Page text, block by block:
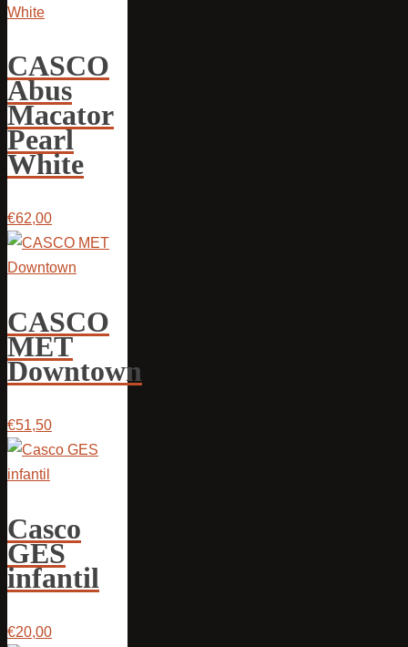
CASCO
Abus
Macator
Pearl
White
€62,00
CASCO
MET
Downtown
€51,50
Casco
GES
infantil
€20,00